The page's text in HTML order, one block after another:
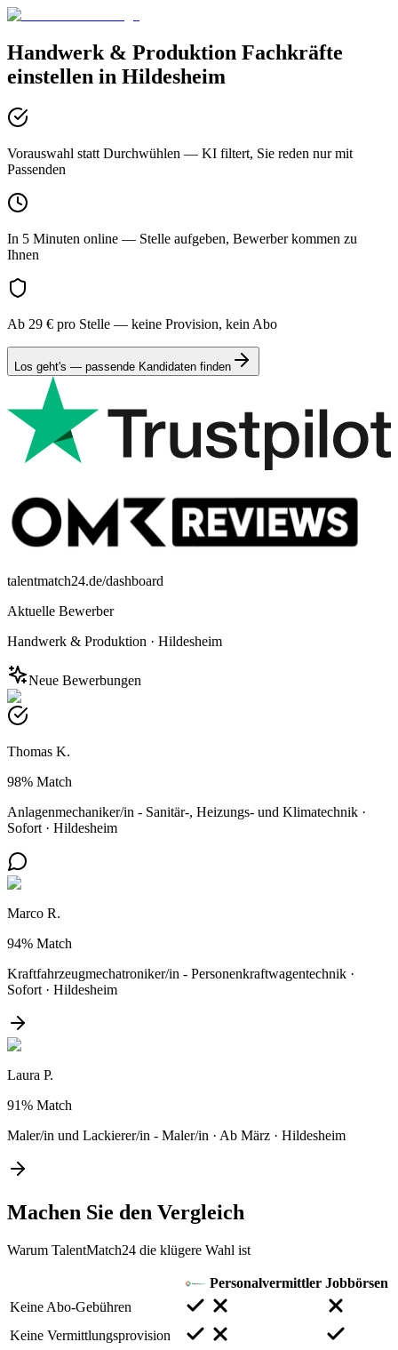
Handwerk & Produktion Fachkräfte
einstellen in Hildesheim
Vorauswahl statt Durchwühlen — KI filtert, Sie reden nur mit
Passenden
In 5 Minuten online — Stelle aufgeben, Bewerber kommen zu
Ihnen
Ab 29 € pro Stelle — keine Provision, kein Abo
Los geht's — passende Kandidaten finden
talentmatch24.de/dashboard
Aktuelle Bewerber
Handwerk & Produktion · Hildesheim
Neue Bewerbungen
Thomas K.
98% Match
Anlagenmechaniker/in - Sanitär-, Heizungs- und Klimatechnik ·
Sofort · Hildesheim
Marco R.
94% Match
Kraftfahrzeugmechatroniker/in - Personenkraftwagentechnik ·
Sofort · Hildesheim
Laura P.
91% Match
Maler/in und Lackierer/in - Maler/in · Ab März · Hildesheim
Machen Sie den Vergleich
Warum TalentMatch24 die klügere Wahl ist
Personalvermittler Jobbörsen
Keine Abo-Gebühren
Keine Vermittlungsprovision